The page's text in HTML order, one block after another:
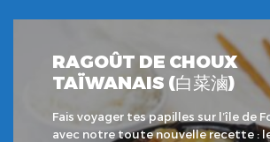
RAGOÛT DE CHOUX
TAÏWANAIS (白菜滷)
Fais voyager tes papilles sur l’île de
avec notre toute nouvelle recette :